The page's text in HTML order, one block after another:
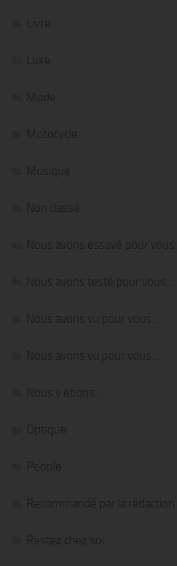
Livre
Luxe
Mode
Motocycle
Musique
Non classé
Nous avons essayé pour vous…
Nous avons testé pour vous…
Nous avons vu pour vous…
Nous avons vu pour vous…
Nous y étions…
Optique
People
Recommandé par la rédaction
Restez chez soi